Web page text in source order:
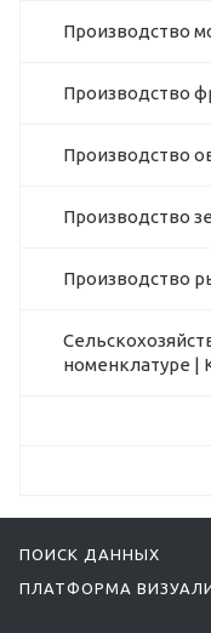
Производство
Производство
Производство
Производство
Производство
номенклатуре |
ПОИСК ДАННЫХ
ПЛАТФОРМА